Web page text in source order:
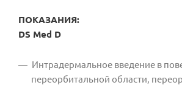
ПОКАЗАНИЯ:
DS Med D
Интрадермальное введение в
переорбитальной области,